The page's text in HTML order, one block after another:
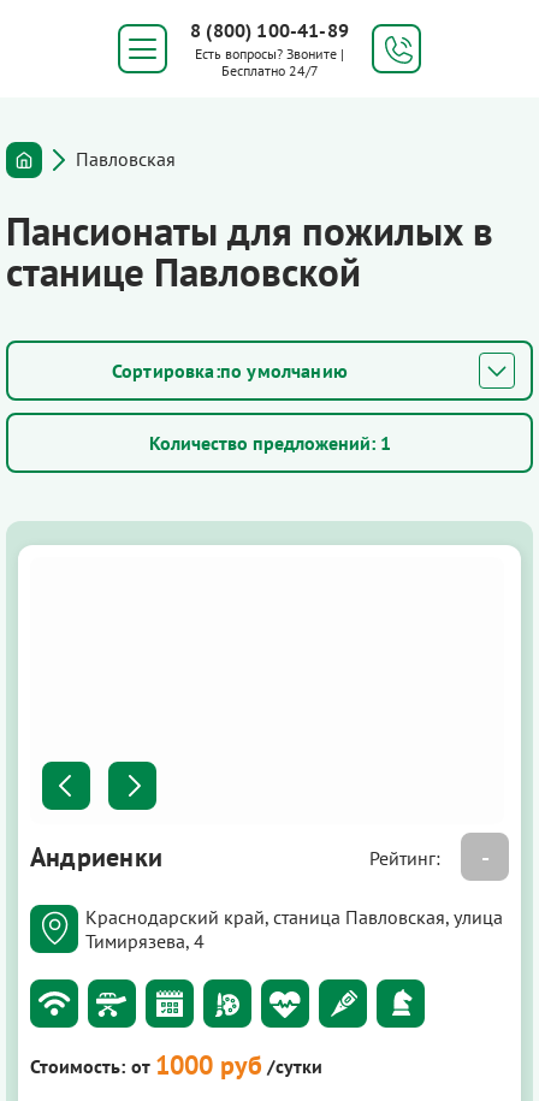
8 (800) 100-41-89
Есть вопросы? Звоните |
Бесплатно 24/7
Павловская
Пансионаты для пожилых в
станице Павловской
по умолчанию
Количество предложений: 1
Андриенки Рейтинг: -
Краснодарский край, станица Павловская, улица
Тимирязева, 4
Стоимость: от 1000 руб /сутки